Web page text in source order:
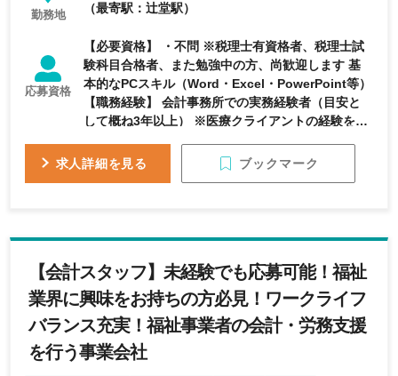
勤務地
（最寄駅：辻堂駅）
応募資格
【必要資格】 ・不問 ※税理士有資格者、税理士試
験科目合格者、また勉強中の方、尚歓迎します 基
本的なPCスキル（Word・Excel・PowerPoint等）
【職務経験】 会計事務所での実務経験者（目安と
して概ね3年以上） ※医療クライアントの経験をお
求人詳細を見る
ブックマーク
【会計スタッフ】未経験でも応募可能！福祉
業界に興味をお持ちの方必見！ワークライフ
バランス充実！福祉事業者の会計・労務支援
を行う事業会社